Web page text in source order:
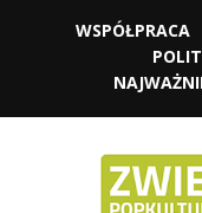
WSPÓŁPRACA